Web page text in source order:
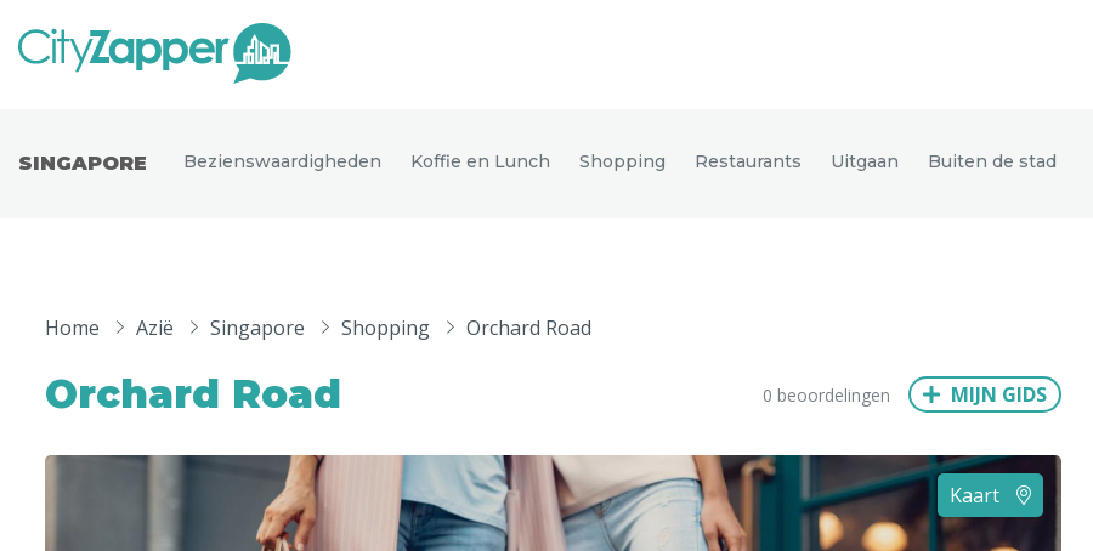
Nederland
Europa
Andere wereldsteden
Uitgelichte bestemmingen
München Wenen Budapest Bangkok
SINGAPORE Bezienswaardigheden Koffie en Lunch Shopping Restaurants Uitgaan Buiten de stad
Home Azië Singapore Shopping Orchard Road
Orchard Road 0 beoordelingen MIJN GIDS
Kaart